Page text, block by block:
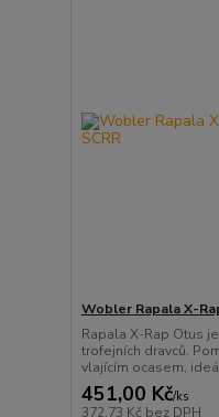
Wobler Rapala X-
Rapala X-Rap Otus
trofejních dravců.
vlajícím ocasem,
451,00 Kč/ks
372,73 Kč bez DPH